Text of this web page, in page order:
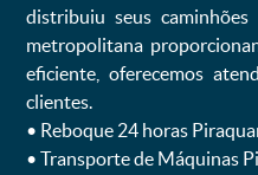
distribuiu seus
metropolitana
eficiente, oferecemos
clientes.
ㅤㅤ• Reboque 24 horas
ㅤㅤ• Transporte de